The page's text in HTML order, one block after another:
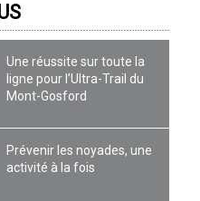
Une réussite sur toute la
ligne pour l’Ultra-Trail du
Mont-Gosford
Prévenir les noyades, une
activité à la fois